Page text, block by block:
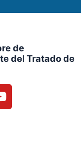
de
del Tratado de